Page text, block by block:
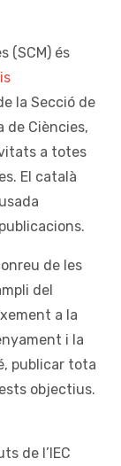
(SCM) és
la Secció de
de Ciències,
a totes
El català
de les
del
a la
i la
publicar tota
objectius.
de l’IEC